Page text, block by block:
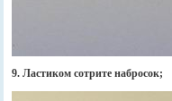
9. Ластиком сотрите набросок;